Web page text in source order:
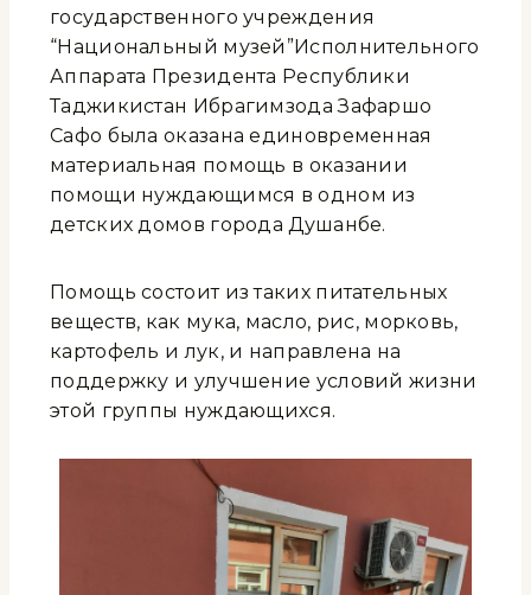
государственного учреждения
“Национальный музей”Исполнительного
Аппарата Президента Республики
Таджикистан Ибрагимзода Зафаршо
Сафо была оказана единовременная
материальная помощь в оказании
помощи нуждающимся в одном из
детских домов города Душанбе.
Помощь состоит из таких питательных
веществ, как мука, масло, рис, морковь,
картофель и лук, и направлена на
поддержку и улучшение условий жизни
этой группы нуждающихся.